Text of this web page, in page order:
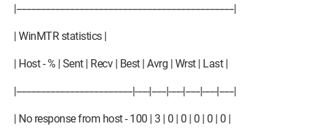
|------------------------------------------------------------------------------------------|
| WinMTR statistics |
| Host - % | Sent | Recv | Best | Avrg | Wrst | Last |
|------------------------------------------------|------|------|------|------|------|------|
| No response from host - 100 | 3 | 0 | 0 | 0 | 0 | 0 |